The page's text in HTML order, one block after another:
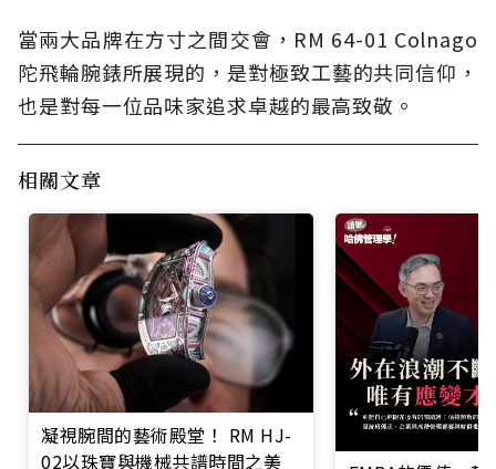
當兩大品牌在方寸之間交會，RM 64-01 Colnago
陀飛輪腕錶所展現的，是對極致工藝的共同信仰，
也是對每一位品味家追求卓越的最高致敬。
相關文章
凝視腕間的藝術殿堂！ RM HJ-
02以珠寶與機械共譜時間之美